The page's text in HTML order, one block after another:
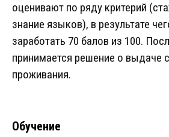
оценивают по ряду критерий
знание языков), в результате
заработать 70 балов из 100.
принимается решение о выдаче
проживания.
Обучение